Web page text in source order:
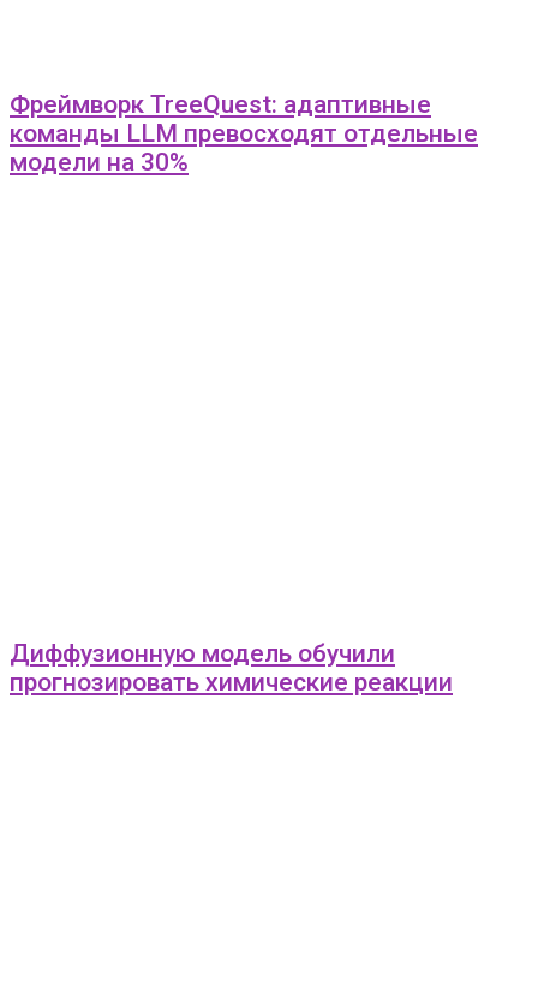
Фреймворк TreeQuest: адаптивные
команды LLM превосходят отдельные
модели на 30%
Диффузионную модель обучили
прогнозировать химические реакции